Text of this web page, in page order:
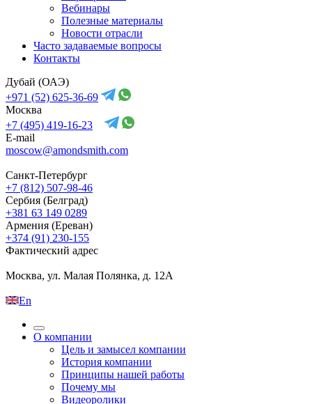
Вебинары
Полезные материалы
Новости отрасли
Часто задаваемые вопросы
Контакты
Дубай (ОАЭ)
+971 (52) 625-36-69
Москва
+7 (495) 419-16-23
E-mail
moscow@amondsmith.com
Санкт-Петербург
+7 (812) 507-98-46
Сербия (Белград)
+381 63 149 0289
Армения (Ереван)
+374 (91) 230-155
Фактический адрес
Москва, ул. Малая Полянка, д. 12А
En
О компании
Цель и замысел компании
История компании
Принципы нашей работы
Почему мы
Видеоролики